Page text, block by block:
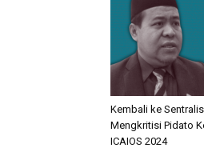
Kembali ke
Mengkritisi Pidato
ICAIOS 2024